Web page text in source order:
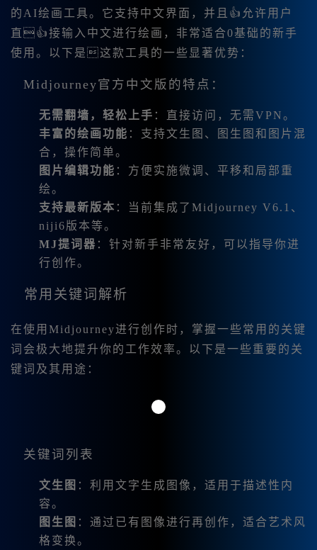
的AI绘画工具。它支持中文界面，并且👍允许用户
直👍接输入中文进行绘画，非常适合0基础的新手
使用。以下是这款工具的一些显著优势：
Midjourney官方中文版的特点：
无需翻墙，轻松上手 ：直接访问，无需VPN。
丰富的绘画功能 ：支持文生图、图生图和图片混
合，操作简单。
图片编辑功能 ：方便实施微调、平移和局部重
绘。
支持最新版本 ：当前集成了Midjourney V6.1、
niji6版本等。
MJ提词器 ：针对新手非常友好，可以指导你进
行创作。
常用关键词解析
在使用Midjourney进行创作时，掌握一些常用的关键
词会极大地提升你的工作效率。以下是一些重要的关
键词及其用途：
关键词列表
文生图 ：利用文字生成图像，适用于描述性内
容。
图生图 ：通过已有图像进行再创作，适合艺术风
格变换。